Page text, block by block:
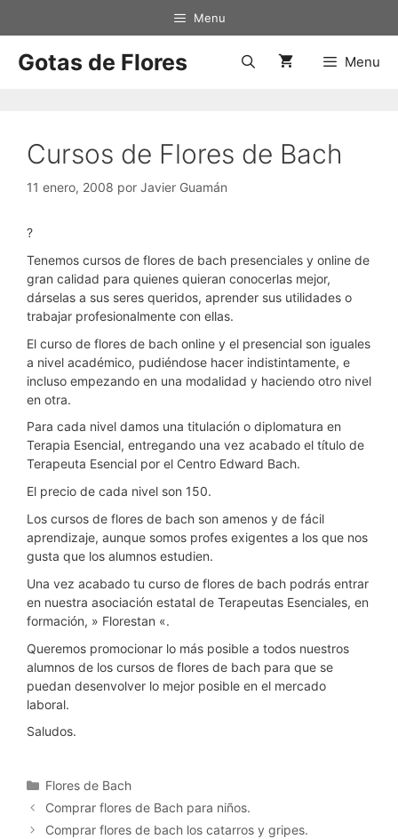
Menu
Gotas de Flores Menu
Cursos de Flores de Bach
11 enero, 2008 por Javier Guamán
?
Tenemos cursos de flores de bach presenciales y online de
gran calidad para quienes quieran conocerlas mejor,
dárselas a sus seres queridos, aprender sus utilidades o
trabajar profesionalmente con ellas.
El curso de flores de bach online y el presencial son iguales
a nivel académico, pudiéndose hacer indistintamente, e
incluso empezando en una modalidad y haciendo otro nivel
en otra.
Para cada nivel damos una titulación o diplomatura en
Terapia Esencial, entregando una vez acabado el título de
Terapeuta Esencial por el Centro Edward Bach.
El precio de cada nivel son 150.
Los cursos de flores de bach son amenos y de fácil
aprendizaje, aunque somos profes exigentes a los que nos
gusta que los alumnos estudien.
Una vez acabado tu curso de flores de bach podrás entrar
en nuestra asociación estatal de Terapeutas Esenciales, en
formación, » Florestan «.
Queremos promocionar lo más posible a todos nuestros
alumnos de los cursos de flores de bach para que se
puedan desenvolver lo mejor posible en el mercado
laboral.
Saludos.
Categorías
Flores de Bach
Comprar flores de Bach para niños.
Comprar flores de bach los catarros y gripes.